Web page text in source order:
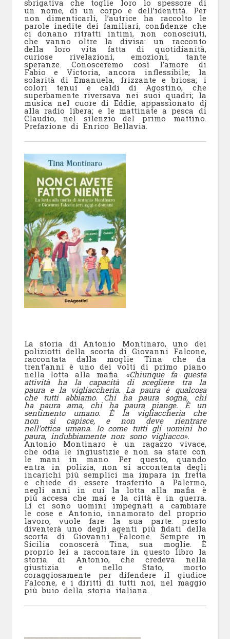
sbrigativa che toglie loro lo spessore di
un nome, di un corpo e dell’identità. Per
non dimenticarli, l’autrice ha raccolto le
parole inedite dei familiari, confidenze che
ci donano ritratti intimi, non conosciuti,
che vanno oltre la divisa: un racconto
della loro vita fatta di quotidianità,
curiose rivelazioni, emozioni, tante
speranze. Conosceremo così l’amore di
Fabio e Victoria, ancora inflessibile; la
solarità di Emanuela, frizzante e briosa; i
colori tenui e caldi di Agostino, che
superbamente riversava nei suoi quadri; la
musica nel cuore di Eddie, appassionato dj
alla radio libera; e le mattinate a pesca di
Claudio, nel silenzio del primo mattino.
Prefazione di Enrico Bellavia.
La storia di Antonio Montinaro, uno dei
poliziotti della scorta di Giovanni Falcone,
raccontata dalla moglie Tina che da
trent’anni è uno dei volti di primo piano
nella lotta alla mafia. «Chiunque fa questa
attività ha la capacità di scegliere tra la
paura e la vigliaccheria. La paura è qualcosa
che tutti abbiamo. Chi ha paura sogna, chi
ha paura ama, chi ha paura piange. È un
sentimento umano. È la vigliaccheria che
non si capisce, e non deve rientrare
nell’ottica umana. Io come tutti gli uomini ho
paura, indubbiamente non sono vigliacco».
Antonio Montinaro è un ragazzo vivace,
che odia le ingiustizie e non sa stare con
le mani in mano. Per questo, quando
entra in polizia, non si accontenta degli
incarichi più semplici ma impara in fretta
e chiede di essere trasferito a Palermo,
negli anni in cui la lotta alla mafia è
più accesa che mai e la città è in guerra.
Lì ci sono uomini impegnati a cambiare
le cose e Antonio, innamorato del proprio
lavoro, vuole fare la sua parte: presto
diventerà uno degli agenti più fidati della
scorta di Giovanni Falcone. Sempre in
Sicilia conoscerà Tina, sua moglie. È
proprio lei a raccontare in questo libro la
storia di Antonio, che credeva nella
giustizia e nello Stato, morto
coraggiosamente per difendere il giudice
Falcone, e i diritti di tutti noi, nel maggio
più buio della storia italiana.